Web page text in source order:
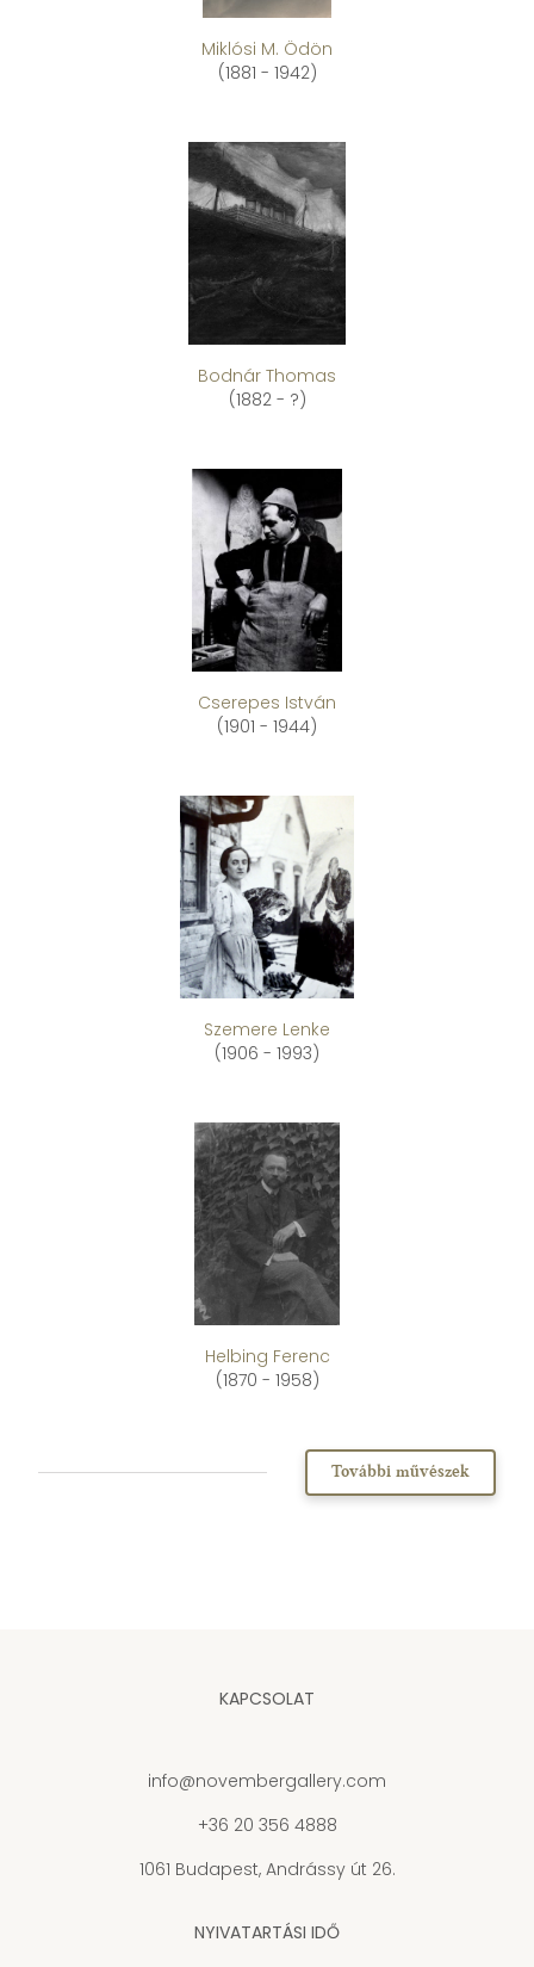
Miklósi M. Ödön
(1881 - 1942)
Bodnár Thomas
(1882 - ?)
Cserepes István
(1901 - 1944)
Szemere Lenke
(1906 - 1993)
Helbing Ferenc
(1870 - 1958)
További művészek
KAPCSOLAT
info@novembergallery.com
+36 20 356 4888
1061 Budapest, Andrássy út 26.
NYIVATARTÁSI IDŐ